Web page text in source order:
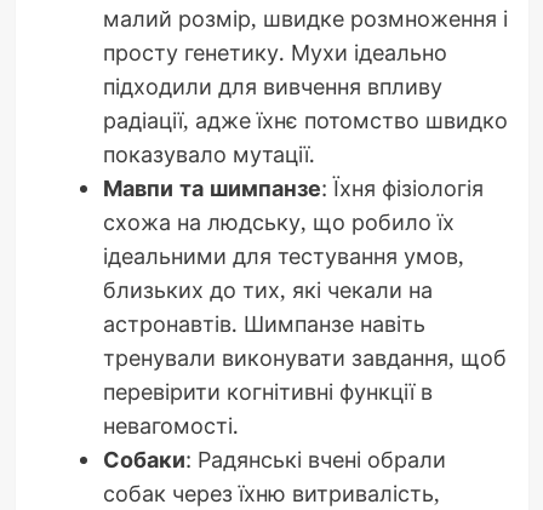
малий розмір, швидке розмноження і
просту генетику. Мухи ідеально
підходили для вивчення впливу
радіації, адже їхнє потомство швидко
показувало мутації.
Мавпи та шимпанзе: Їхня фізіологія
схожа на людську, що робило їх
ідеальними для тестування умов,
близьких до тих, які чекали на
астронавтів. Шимпанзе навіть
тренували виконувати завдання, щоб
перевірити когнітивні функції в
невагомості.
Собаки: Радянські вчені обрали
собак через їхню витривалість,